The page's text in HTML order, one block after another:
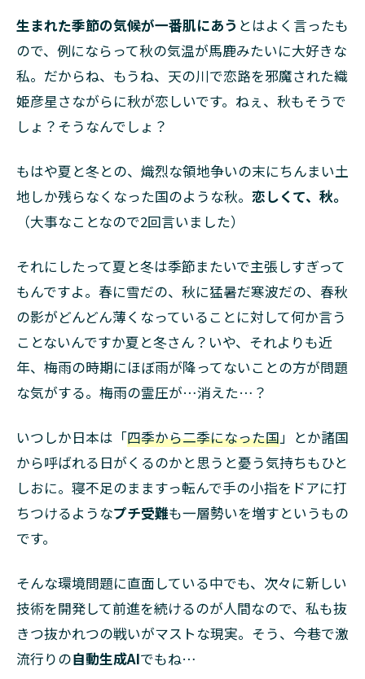
ー
2.1
【近
況報
告】
最近
事情
2.2
【オン
ライ
とくる
クノロ
ジー展
ONLINE
STAGE
1
【ワー
クショ
ップ】
カード
ゲーム
「2050
ル」体
験会
2.4
【リ
アル
生まれた季節の気候が一番肌にあう とはよく言ったも
ので、例にならって秋の気温が馬鹿みたいに大好きな
私。だからね、もうね、天の川で恋路を邪魔された織
姫彦星さながらに秋が恋しいです。ねぇ、秋もそうで
しょ？そうなんでしょ？
もはや夏と冬との、熾烈な領地争いの末にちんまい土
地しか残らなくなった国のような秋。 恋しくて、秋。
（大事なことなので2回言いました）
それにしたって夏と冬は季節またいで主張しすぎって
もんですよ。春に雪だの、秋に猛暑だ寒波だの、春秋
の影がどんどん薄くなっていることに対して何か言う
ことないんですか夏と冬さん？いや、それよりも近
年、梅雨の時期にほぼ雨が降ってないことの方が問題
な気がする。梅雨の霊圧が…消えた…？
いつしか日本は「四季から二季になった国」とか諸国
から呼ばれる日がくるのかと思うと憂う気持ちもひと
しおに。寝不足のまますっ転んで手の小指をドアに打
ちつけるようなプチ受難も一層勢いを増すというもの
です。
そんな環境問題に直面している中でも、次々に新しい
技術を開発して前進を続けるのが人間なので、私も抜
きつ抜かれつの戦いがマストな現実。そう、今巷で激
流行りの自動生成AIでもね…